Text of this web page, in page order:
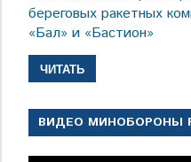
береговых ракетных
«Бал» и «Бастион»
ЧИТАТЬ
ВИДЕО МИНОБОРОНЫ